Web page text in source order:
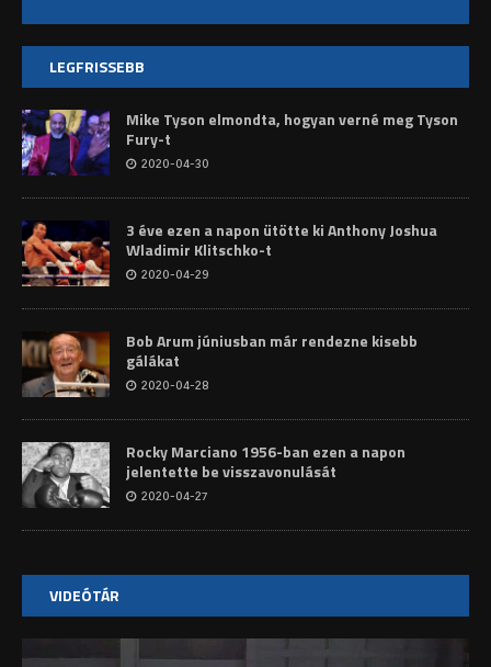
LEGFRISSEBB
Mike Tyson elmondta, hogyan verné meg Tyson
Fury-t
2020-04-30
3 éve ezen a napon ütötte ki Anthony Joshua
Wladimir Klitschko-t
2020-04-29
Bob Arum júniusban már rendezne kisebb
gálákat
2020-04-28
Rocky Marciano 1956-ban ezen a napon
jelentette be visszavonulását
2020-04-27
VIDEÓTÁR